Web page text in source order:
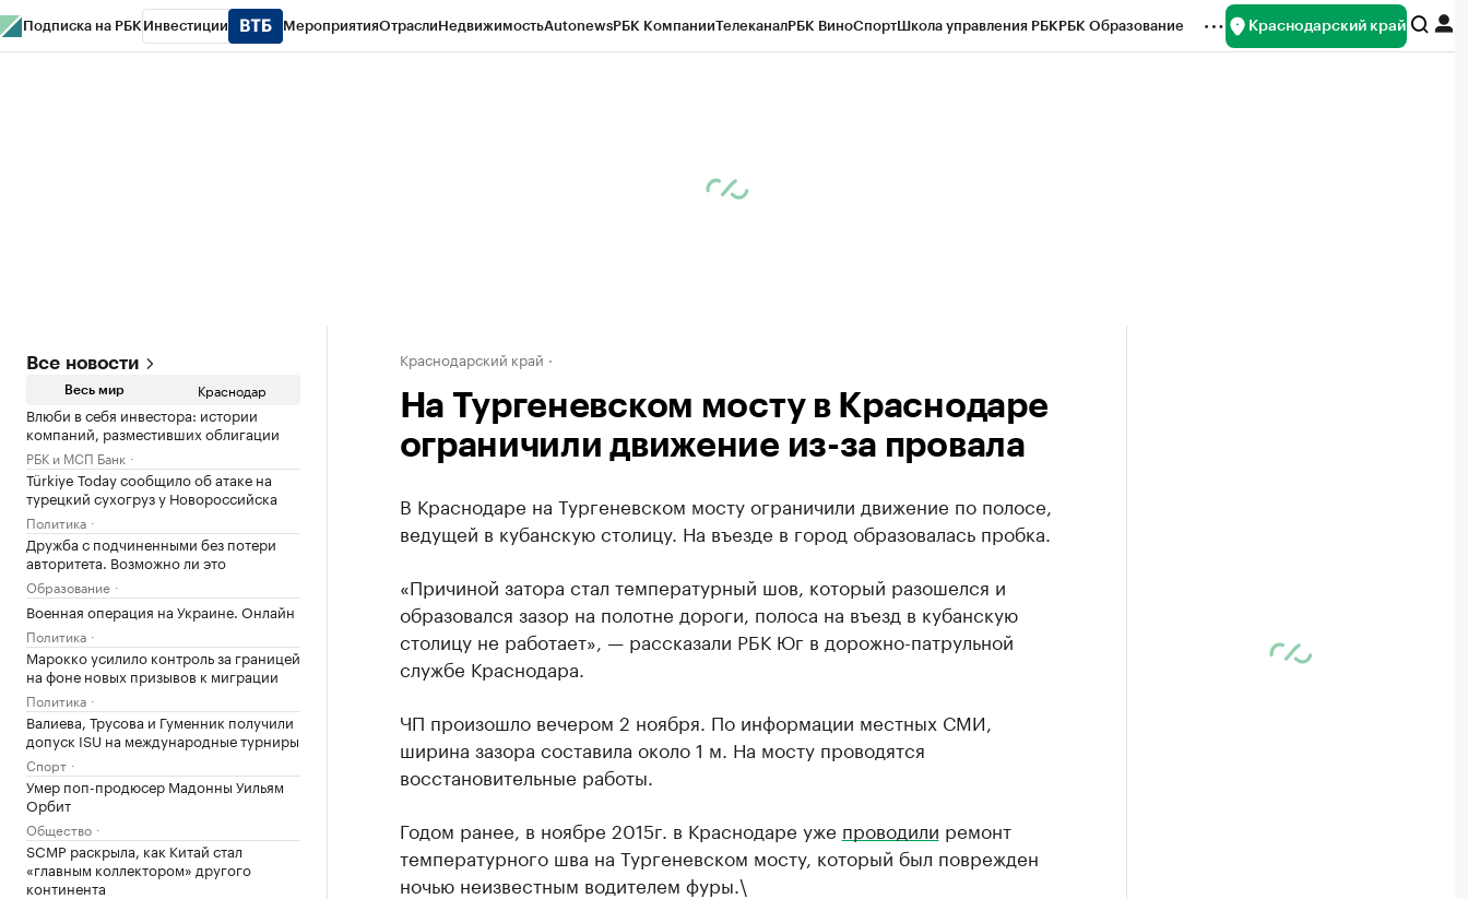
Подписка на РБК Инвестиции МероприятияОтраслиНедвижимостьAutonewsРБК КомпанииТелеканалРБК ВиноСпортШкола управления РБКРБК Образование Краснодарский край
Все новости
Весь мир Краснодар
Влюби в себя инвестора: истории
компаний, разместивших облигации
РБК и МСП Банк
Türkiye Today сообщило об атаке на
турецкий сухогруз у Новороссийска
Политика
Дружба с подчиненными без потери
авторитета. Возможно ли это
Образование
Военная операция на Украине. Онлайн
Политика
Марокко усилило контроль за границей
на фоне новых призывов к миграции
Политика
Валиева, Трусова и Гуменник получили
допуск ISU на международные турниры
Спорт
Умер поп-продюсер Мадонны Уильям
Орбит
Общество
SCMP раскрыла, как Китай стал
«главным коллектором» другого
континента
Краснодарский край
На Тургеневском мосту в Краснодаре
ограничили движение из-за провала
В Краснодаре на Тургеневском мосту ограничили движение по полосе,
ведущей в кубанскую столицу. На въезде в город образовалась пробка.
«Причиной затора стал температурный шов, который разошелся и
образовался зазор на полотне дороги, полоса на въезд в кубанскую
столицу не работает», — рассказали РБК Юг в дорожно-патрульной
службе Краснодара.
ЧП произошло вечером 2 ноября. По информации местных СМИ,
ширина зазора составила около 1 м. На мосту проводятся
восстановительные работы.
Годом ранее, в ноябре 2015г. в Краснодаре уже проводили ремонт
температурного шва на Тургеневском мосту, который был поврежден
ночью неизвестным водителем фуры.\